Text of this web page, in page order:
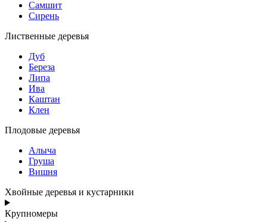
Самшит
Сирень
Лиственные деревья
Дуб
Береза
Липа
Ива
Каштан
Клен
Плодовые деревья
Алыча
Груша
Вишня
Хвойные деревья и кустарники
Крупномеры